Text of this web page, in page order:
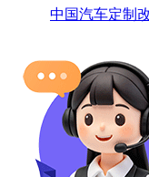
中国汽车定制